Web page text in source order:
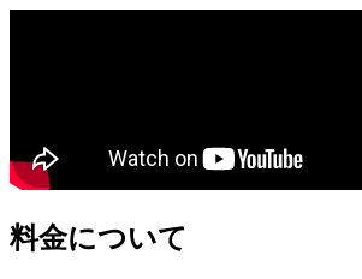
料金について